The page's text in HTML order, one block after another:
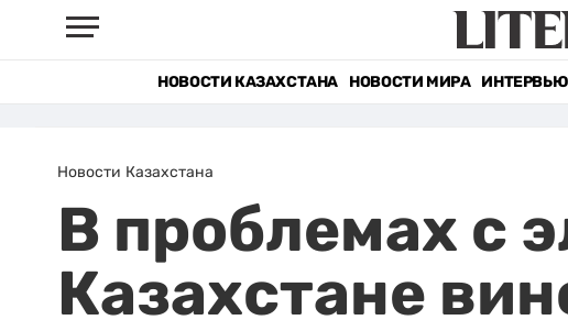
НОВОСТИ КАЗАХСТАНА НОВОСТИ МИРА ИНТЕРВЬЮ
Новости Казахстана
В проблемах с
Казахстане